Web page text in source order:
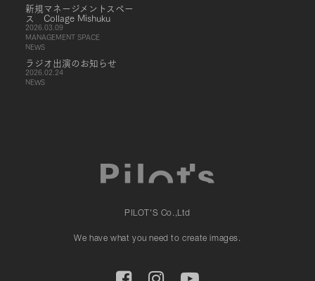
新規マネージメントスペー
ス Collage Mishuku
2026.03.09
MANAGEMENT SPACE
NEWS
ラジオ出演のお知らせ
2026.02.24
NEWS
PILOT'S Co.,Ltd
We have what you need to create images.